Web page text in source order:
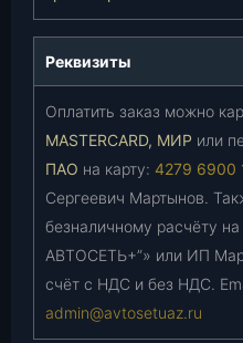
Реквизиты
Оплатить заказ можно
MASTERCARD, МИР или
ПАО на карту: 4279 6900
Сергеевич Мартынов.
безналичному расчёту
АВТОСЕТЬ+”» или ИП
счёт с НДС и без НДС.
admin@avtosetuaz.ru